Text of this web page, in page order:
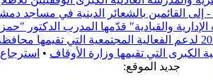
والقيادية" قدّمها المدرب الدكتور
الكبرى التي تقيمها وزارة الأوقاف •
:جديد الموقع